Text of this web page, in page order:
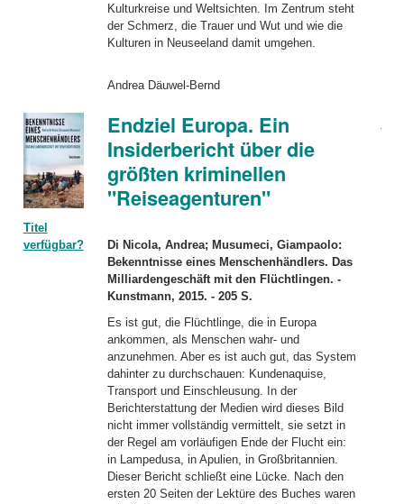
Kulturkreise und Weltsichten. Im Zentrum steht
der Schmerz, die Trauer und Wut und wie die
Kulturen in Neuseeland damit umgehen.
Andrea Däuwel-Bernd
Titel
verfügbar?
Endziel Europa. Ein
Insiderbericht über die
größten kriminellen
"Reiseagenturen"
Di Nicola, Andrea; Musumeci, Giampaolo:
Bekenntnisse eines Menschenhändlers. Das
Milliardengeschäft mit den Flüchtlingen. -
Kunstmann, 2015. - 205 S.
Es ist gut, die Flüchtlinge, die in Europa
ankommen, als Menschen wahr- und
anzunehmen. Aber es ist auch gut, das System
dahinter zu durchschauen: Kundenaquise,
Transport und Einschleusung. In der
Berichterstattung der Medien wird dieses Bild
nicht immer vollständig vermittelt, sie setzt in
der Regel am vorläufigen Ende der Flucht ein:
in Lampedusa, in Apulien, in Großbritannien.
Dieser Bericht schließt eine Lücke. Nach den
ersten 20 Seiten der Lektüre des Buches waren